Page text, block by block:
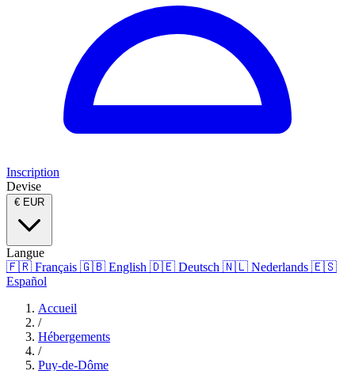
Inscription
Devise
€ EUR
Langue
🇫🇷 Français 🇬🇧 English 🇩🇪 Deutsch 🇳🇱 Nederlands 🇪🇸
Español
Accueil
/
Hébergements
/
Puy-de-Dôme